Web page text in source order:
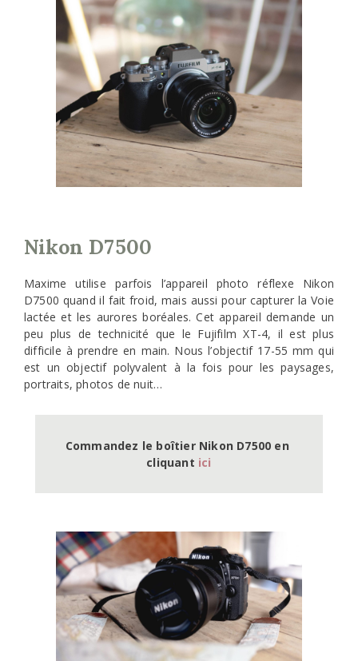
Nikon D7500
Maxime utilise parfois l’appareil photo réflexe Nikon
D7500 quand il fait froid, mais aussi pour capturer la Voie
lactée et les aurores boréales. Cet appareil demande un
peu plus de technicité que le Fujifilm XT-4, il est plus
difficile à prendre en main. Nous l’objectif 17-55 mm qui
est un objectif polyvalent à la fois pour les paysages,
portraits, photos de nuit…
Commandez le boîtier Nikon D7500 en
cliquant ici